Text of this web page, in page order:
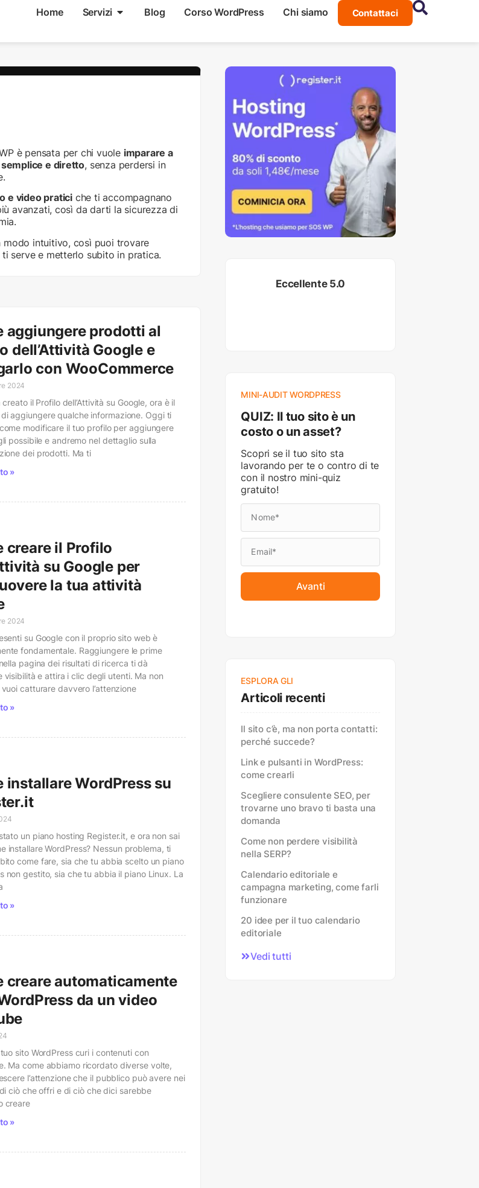
Home Servizi Blog Corso WordPress Chi siamo Contattaci
è pensata per chi vuole imparare a
e diretto, senza perdersi in
e video praticiche ti accompagnano
avanzati, così da darti la sicurezza di
modo intuitivo, così puoi trovare
serve e metterlo subito in pratica.
aggiungere prodotti al
dell’Attività Google e
con WooCommerce
2024
creato il Profilo dell’Attività su Google, ora è il
aggiungere qualche informazione. Oggi ti
modificare il tuo profilo per aggiungere
possibile e andremo nel dettaglio sulla
dei prodotti. Ma ti
»
creare il Profilo
su Google per
la tua attività
2024
su Google con il proprio sito web è
fondamentale. Raggiungere le prime
pagina dei risultati di ricerca ti dà
visibilità e attira i clic degli utenti. Ma non
catturare davvero l’attenzione
»
installare WordPress su
un piano hosting Register.it, e ora non sai
installare WordPress? Nessun problema, ti
come fare, sia che tu abbia scelto un piano
non gestito, sia che tu abbia il piano Linux. La
»
creare automaticamente
da un video
sito WordPress curi i contenuti con
Ma come abbiamo ricordato diverse volte,
l’attenzione che il pubblico può avere nei
ciò che offri e di ciò che dici sarebbe
creare
»
Eccellente 5.0
MINI-AUDIT WORDPRESS
QUIZ: Il tuo sito è un
costo o un asset?
Scopri se il tuo sito sta
lavorando per te o contro di te
con il nostro mini-quiz
gratuito!
Avanti
ESPLORA GLI
Articoli recenti
Il sito c’è, ma non porta contatti:
perché succede?
Link e pulsanti in WordPress:
come crearli
Scegliere consulente SEO, per
trovarne uno bravo ti basta una
domanda
Come non perdere visibilità
nella SERP?
Calendario editoriale e
campagna marketing, come farli
funzionare
20 idee per il tuo calendario
editoriale
Vedi tutti